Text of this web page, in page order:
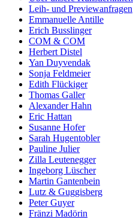
Leih- und Previewanfragen
Emmanuelle Antille
Erich Busslinger
COM & COM
Herbert Distel
Yan Duyvendak
Sonja Feldmeier
Edith Flückiger
Thomas Galler
Alexander Hahn
Eric Hattan
Susanne Hofer
Sarah Hugentobler
Pauline Julier
Zilla Leutenegger
Ingeborg Lüscher
Martin Gantenbein
Lutz & Guggisberg
Peter Guyer
Fränzi Madörin